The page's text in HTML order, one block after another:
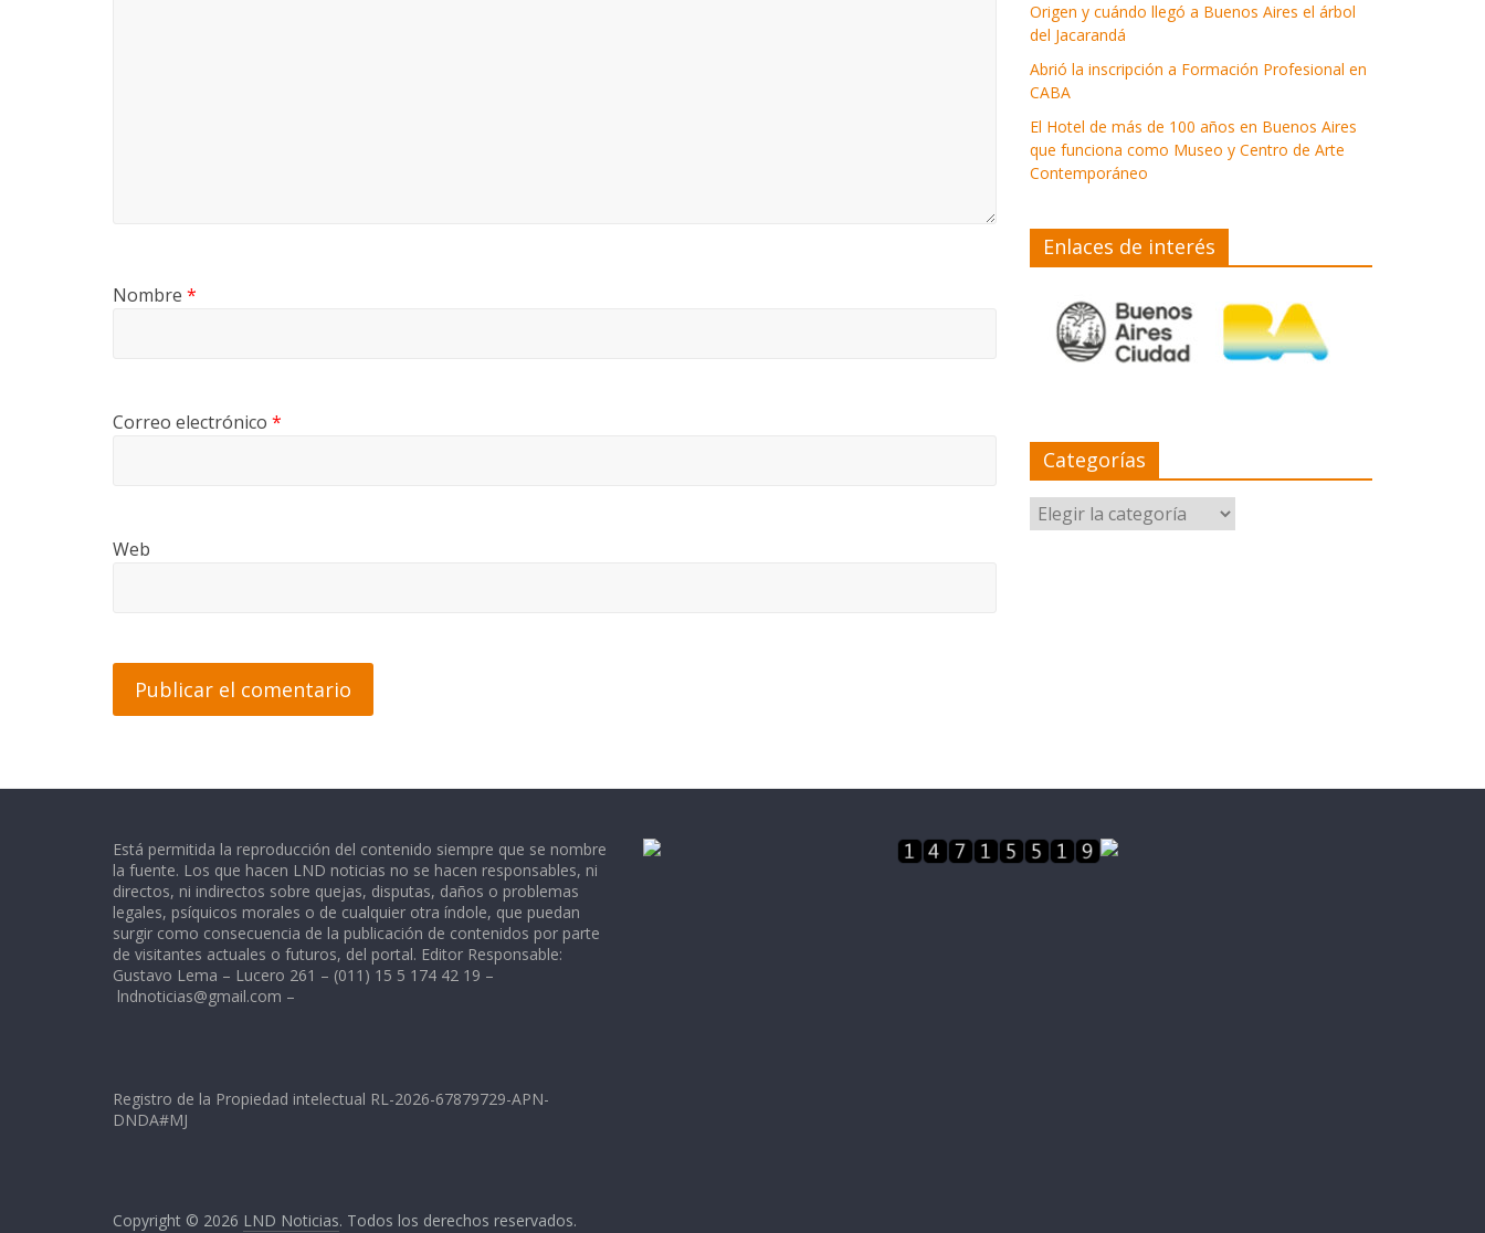
Nombre *
Correo electrónico *
Web
Origen y cuándo llegó a Buenos Aires el árbol
del Jacarandá
Abrió la inscripción a Formación Profesional en
CABA
El Hotel de más de 100 años en Buenos Aires
que funciona como Museo y Centro de Arte
Contemporáneo
Enlaces de interés
Categorías
Categorías
Está permitida la reproducción del contenido siempre que se nombre
la fuente. Los que hacen LND noticias no se hacen responsables, ni
directos, ni indirectos sobre quejas, disputas, daños o problemas
legales, psíquicos morales o de cualquier otra índole, que puedan
surgir como consecuencia de la publicación de contenidos por parte
de visitantes actuales o futuros, del portal. Editor Responsable:
Gustavo Lema – Lucero 261 – (011) 15 5 174 42 19 –
lndnoticias@gmail.com –
Registro de la Propiedad intelectual RL-2026-67879729-APN-
DNDA#MJ
Copyright © 2026 LND Noticias. Todos los derechos reservados.